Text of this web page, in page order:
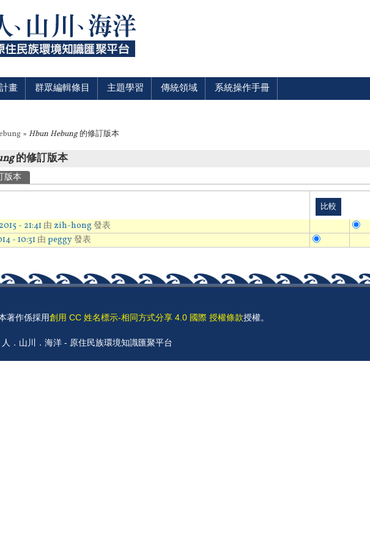
畫 群眾編輯條目 主題學習 傳統領域 系統操作手冊
» Hbun Hebung的修訂版本
的修訂版本
籤
版本
- 21:41 由 zih-hong發表
- 10:31 由 peggy發表
著作係採用創用 CC 姓名標示-相同方式分享 4.0 國際 授權條款授權。
．山川．海洋 - 原住民族環境知識匯聚平台